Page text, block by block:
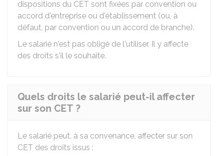
dispositions du CET sont fixées par convention ou
accord d'entreprise ou d'établissement (ou, à
défaut, par convention ou un accord de branche).
Le salarié n'est pas obligé de l'utiliser. Il y affecte
des droits s'il le souhaite.
Quels droits le salarié peut-il affecter
sur son CET ?
Le salarié peut, à sa convenance, affecter sur son
CET des droits issus :